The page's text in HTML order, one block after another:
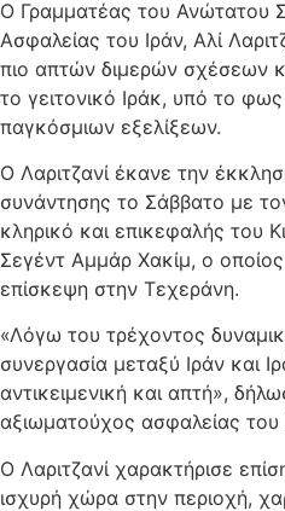
Ο Γραμματέας του Ανώτατου
Ασφαλείας του Ιράν, Αλί
πιο απτών διμερών σχέσεων
το γειτονικό Ιράκ, υπό το
παγκόσμιων εξελίξεων.
Ο Λαριτζανί έκανε την
συνάντησης το Σάββατο με
κληρικό και επικεφαλής του
Σεγέντ Αμμάρ Χακίμ, ο
επίσκεψη στην Τεχεράνη.
«Λόγω του τρέχοντος
συνεργασία μεταξύ Ιράν και
αντικειμενική και απτή»,
αξιωματούχος ασφαλείας του
Ο Λαριτζανί χαρακτήρισε
ισχυρή χώρα στην περιοχή,